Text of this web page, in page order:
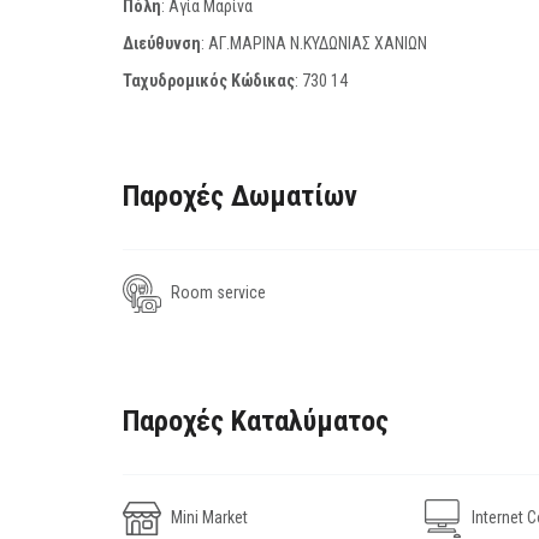
Πόλη: Αγία Μαρίνα
Διεύθυνση: ΑΓ.ΜΑΡΙΝΑ Ν.ΚΥΔΩΝΙΑΣ ΧΑΝΙΩΝ
Ταχυδρομικός Κώδικας: 730 14
Παροχές Δωματίων
Room service
Παροχές Καταλύματος
Mini Market Internet